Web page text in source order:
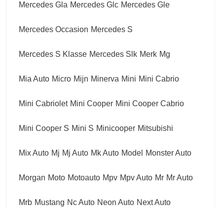
Mercedes Gla Mercedes Glc Mercedes Gle
Mercedes Occasion Mercedes S
Mercedes S Klasse Mercedes Slk Merk Mg
Mia Auto Micro Mijn Minerva Mini Mini Cabrio
Mini Cabriolet Mini Cooper Mini Cooper Cabrio
Mini Cooper S Mini S Minicooper Mitsubishi
Mix Auto Mj Mj Auto Mk Auto Model Monster Auto
Morgan Moto Motoauto Mpv Mpv Auto Mr Mr Auto
Mrb Mustang Nc Auto Neon Auto Next Auto